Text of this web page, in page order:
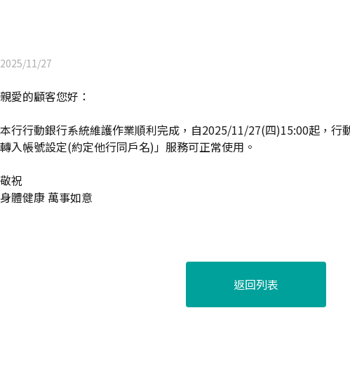
2025/11/27
親愛的顧客您好：
本行行動銀行系統維護作業順利完成，自2025/11/27(四)15:00起，行
轉入帳號設定(約定他行同戶名)」服務可正常使用。
敬祝
身體健康 萬事如意
返回列表